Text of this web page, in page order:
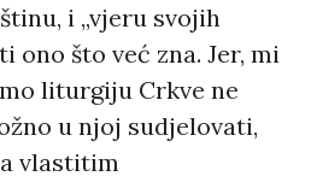
i „vjeru svojih
ono što već zna. Jer, mi
liturgiju Crkve ne
u njoj sudjelovati,
vlastitim